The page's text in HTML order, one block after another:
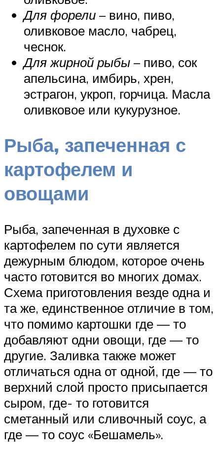
Для форели – вино, пиво,
оливковое масло, чабрец,
чеснок.
Для жирной рыбы – пиво, сок
апельсина, имбирь, хрен,
эстрагон, укроп, горчица. Масла
оливковое или кукурузное.
Рыба, запеченная с
картофелем и
овощами
Рыба, запеченная в духовке с
картофелем по сути является
дежурным блюдом, которое очень
часто готовится во многих домах.
Схема приготовления везде одна и
та же, единственное отличие в том,
что помимо картошки где — то
добавляют одни овощи, где — то
другие. Заливка также может
отличаться одна от одной, где — то
верхний слой просто присыпается
сыром, где- то готовится
сметанный или сливочный соус, а
где — то соус «Бешамель».